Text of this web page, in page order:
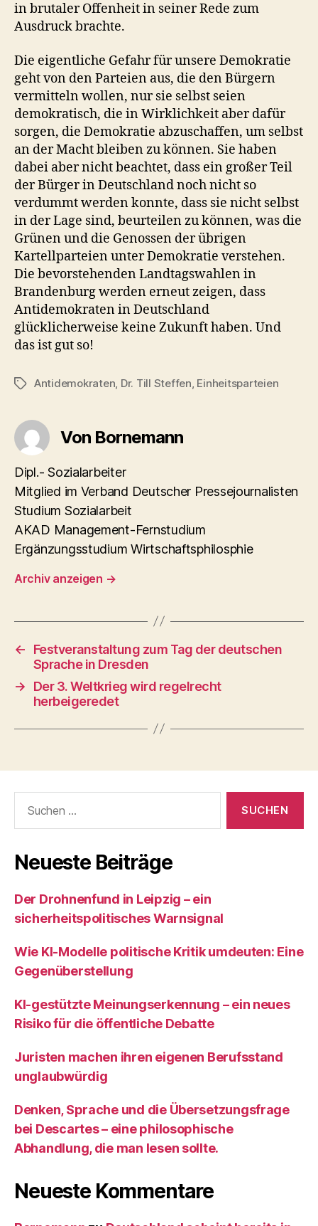
in brutaler Offenheit in seiner Rede zum
Ausdruck brachte.
Die eigentliche Gefahr für unsere Demokratie
geht von den Parteien aus, die den Bürgern
vermitteln wollen, nur sie selbst seien
demokratisch, die in Wirklichkeit aber dafür
sorgen, die Demokratie abzuschaffen, um selbst
an der Macht bleiben zu können. Sie haben
dabei aber nicht beachtet, dass ein großer Teil
der Bürger in Deutschland noch nicht so
verdummt werden konnte, dass sie nicht selbst
in der Lage sind, beurteilen zu können, was die
Grünen und die Genossen der übrigen
Kartellparteien unter Demokratie verstehen.
Die bevorstehenden Landtagswahlen in
Brandenburg werden erneut zeigen, dass
Antidemokraten in Deutschland
glücklicherweise keine Zukunft haben. Und
das ist gut so!
Schlagwörter
Antidemokraten Dr. Till Steffen Einheitsparteien
Von Bornemann
Dipl.- Sozialarbeiter
Mitglied im Verband Deutscher Pressejournalisten
Studium Sozialarbeit
AKAD Management-Fernstudium
Ergänzungsstudium Wirtschaftsphilosphie
Archiv anzeigen →
←
Festveranstaltung zum Tag der deutschen
Sprache in Dresden
→
Der 3. Weltkrieg wird regelrecht
herbeigeredet
nach:
Neueste Beiträge
Der Drohnenfund in Leipzig – ein
sicherheitspolitisches Warnsignal
Wie KI‑Modelle politische Kritik umdeuten: Eine
Gegenüberstellung
KI‑gestützte Meinungserkennung – ein neues
Risiko für die öffentliche Debatte
Juristen machen ihren eigenen Berufsstand
unglaubwürdig
Denken, Sprache und die Übersetzungsfrage
bei Descartes – eine philosophische
Abhandlung, die man lesen sollte.
Neueste Kommentare